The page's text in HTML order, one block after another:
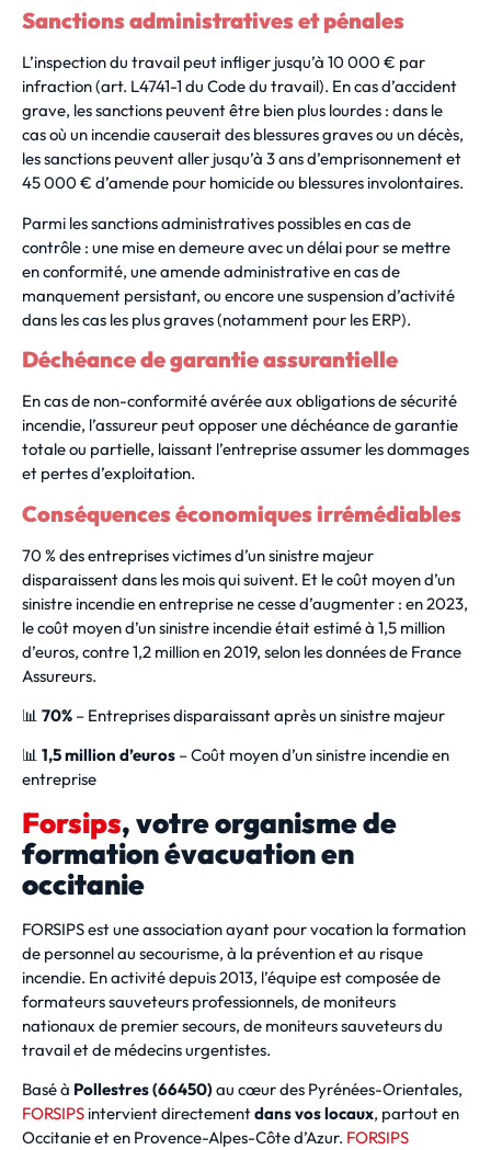
Sanctions administratives et pénales
L’inspection du travail peut infliger jusqu’à 10 000 € par
infraction (art. L4741-1 du Code du travail). En cas d’accident
grave, les sanctions peuvent être bien plus lourdes : dans le
cas où un incendie causerait des blessures graves ou un décès,
les sanctions peuvent aller jusqu’à 3 ans d’emprisonnement et
45 000 € d’amende pour homicide ou blessures involontaires.
Parmi les sanctions administratives possibles en cas de
contrôle : une mise en demeure avec un délai pour se mettre
en conformité, une amende administrative en cas de
manquement persistant, ou encore une suspension d’activité
dans les cas les plus graves (notamment pour les ERP).
Déchéance de garantie assurantielle
En cas de non-conformité avérée aux obligations de sécurité
incendie, l’assureur peut opposer une déchéance de garantie
totale ou partielle, laissant l’entreprise assumer les dommages
et pertes d’exploitation.
Conséquences économiques irrémédiables
70 % des entreprises victimes d’un sinistre majeur
disparaissent dans les mois qui suivent. Et le coût moyen d’un
sinistre incendie en entreprise ne cesse d’augmenter : en 2023,
le coût moyen d’un sinistre incendie était estimé à 1,5 million
d’euros, contre 1,2 million en 2019, selon les données de France
Assureurs.
📊 70% – Entreprises disparaissant après un sinistre majeur
📊 1,5 million d’euros – Coût moyen d’un sinistre incendie en
entreprise
Forsips, votre organisme de
formation évacuation en
occitanie
FORSIPS est une association ayant pour vocation la formation
de personnel au secourisme, à la prévention et au risque
incendie. En activité depuis 2013, l’équipe est composée de
formateurs sauveteurs professionnels, de moniteurs
nationaux de premier secours, de moniteurs sauveteurs du
travail et de médecins urgentistes.
Basé à Pollestres (66450)au cœur des Pyrénées-Orientales,
FORSIPS intervient directementdans vos locaux, partout en
Occitanie et en Provence-Alpes-Côte d’Azur. FORSIPS